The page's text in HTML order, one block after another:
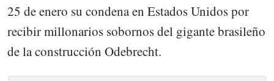
25 de enero su condena en Estados Unidos por
recibir millonarios sobornos del gigante brasileño
de la construcción Odebrecht.